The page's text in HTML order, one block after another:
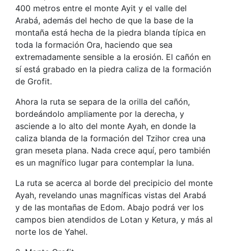
400 metros entre el monte Ayit y el valle del
Arabá, además del hecho de que la base de la
montaña está hecha de la piedra blanda típica en
toda la formación Ora, haciendo que sea
extremadamente sensible a la erosión. El cañón en
sí está grabado en la piedra caliza de la formación
de Grofit.
Ahora la ruta se separa de la orilla del cañón,
bordeándolo ampliamente por la derecha, y
asciende a lo alto del monte Ayah, en donde la
caliza blanda de la formación del Tzihor crea una
gran meseta plana. Nada crece aquí, pero también
es un magnífico lugar para contemplar la luna.
La ruta se acerca al borde del precipicio del monte
Ayah, revelando unas magníficas vistas del Arabá
y de las montañas de Edom. Abajo podrá ver los
campos bien atendidos de Lotan y Ketura, y más al
norte los de Yahel.